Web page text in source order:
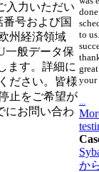
入力いただい
号および国
州経済領域
一般データ保
ます。詳細に
ださい。皆様
止をご希望が
にお問い合わ
to
your
か